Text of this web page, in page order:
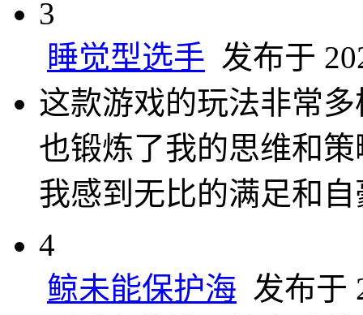
3
睡觉型选手 发布于
这款游戏的玩法非常
也锻炼了我的思维和
我感到无比的满足和自
4
鲸未能保护海 发布于